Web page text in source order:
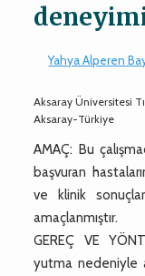
Yahya Alperen
Aksaray Üniversitesi
Aksaray-Türkiye
AMAÇ: Bu
başvuran
ve klinik
amaçlanmıştır.
GEREÇ VE
yutma nedeniyle